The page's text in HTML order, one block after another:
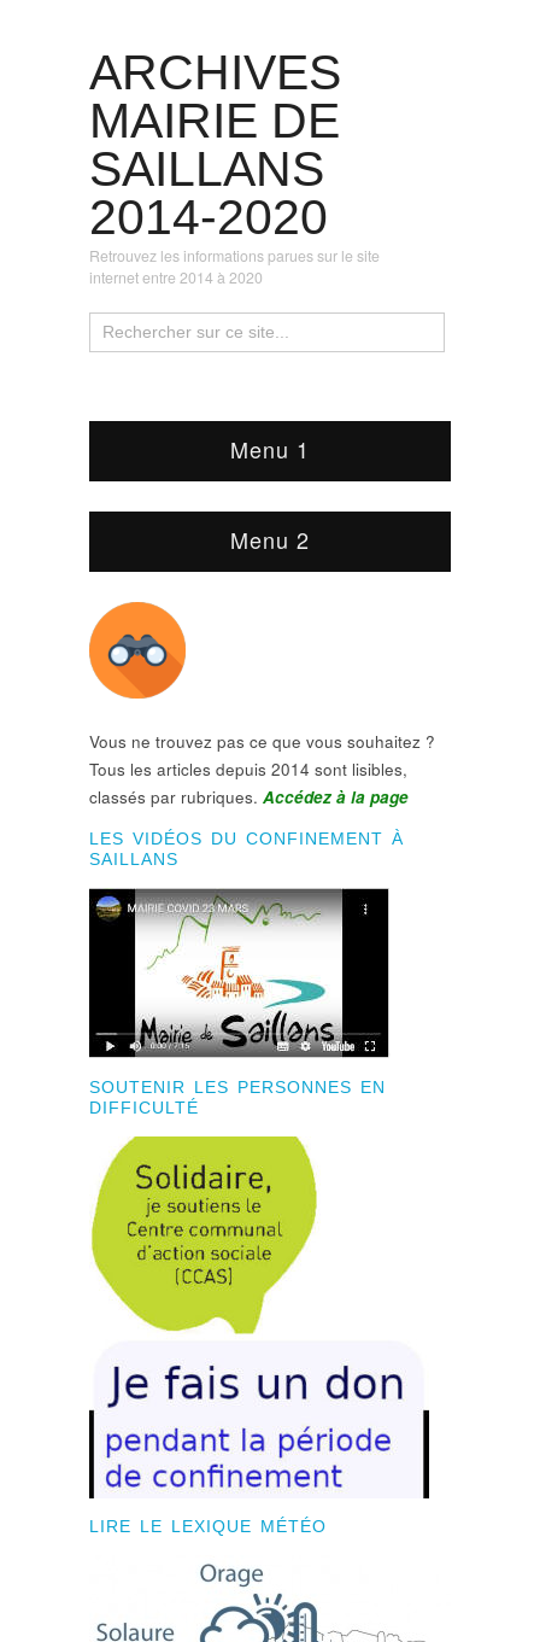
ARCHIVES
MAIRIE DE
SAILLANS
2014-2020
Retrouvez les informations parues sur le site
internet entre 2014 à 2020
Menu 1
Menu 2
Vous ne trouvez pas ce que vous souhaitez ?
Tous les articles depuis 2014 sont lisibles,
classés par rubriques. Accédez à la page
LES VIDÉOS DU CONFINEMENT À
SAILLANS
SOUTENIR LES PERSONNES EN
DIFFICULTÉ
LIRE LE LEXIQUE MÉTÉO